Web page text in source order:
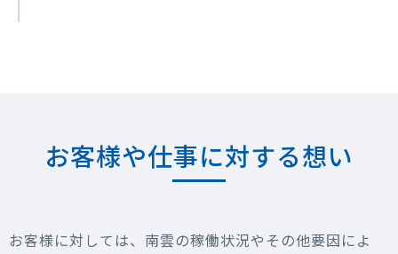
お客様や仕事に対する想い
お客様に対しては、南雲の稼働状況やその他要因によ